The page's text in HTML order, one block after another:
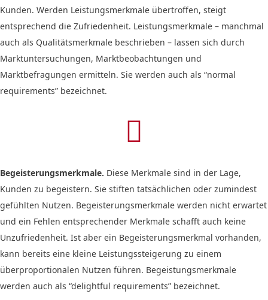
Kunden. Werden Leistungsmerkmale übertroffen, steigt
entsprechend die Zufriedenheit. Leistungsmerkmale – manchmal
auch als Qualitätsmerkmale beschrieben – lassen sich durch
Marktuntersuchungen, Marktbeobachtungen und
Marktbefragungen ermitteln. Sie werden auch als “normal
requirements” bezeichnet.

Begeisterungsmerkmale. Diese Merkmale sind in der Lage,
Kunden zu begeistern. Sie stiften tatsächlichen oder zumindest
gefühlten Nutzen. Begeisterungsmerkmale werden nicht erwartet
und ein Fehlen entsprechender Merkmale schafft auch keine
Unzufriedenheit. Ist aber ein Begeisterungsmerkmal vorhanden,
kann bereits eine kleine Leistungssteigerung zu einem
überproportionalen Nutzen führen. Begeistungsmerkmale
werden auch als “delightful requirements” bezeichnet.